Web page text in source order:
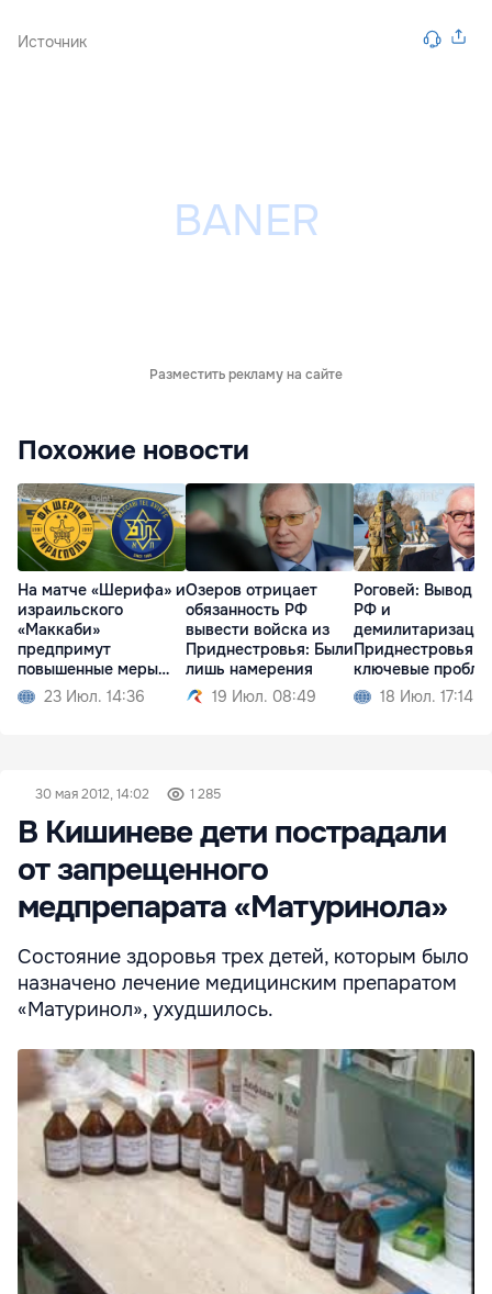
Источник
Разместить рекламу на сайте
Похожие новости
На матче «Шерифа» и
израильского
«Маккаби»
предпримут
повышенные меры
безопасности
23 Июл. 14:36
Озеров отрицает
обязанность РФ
вывести войска из
Приднестровья: Были
лишь намерения
19 Июл. 08:49
Роговей: Вывод
РФ и
демилитаризация
Приднестровья -
ключевые
18 Июл. 17:14
30 мая 2012, 14:02 1 285
В Кишиневе дети пострадали
от запрещенного
медпрепарата «Матуринола»
Состояние здоровья трех детей, которым было
назначено лечение медицинским препаратом
«Матуринол», ухудшилось.